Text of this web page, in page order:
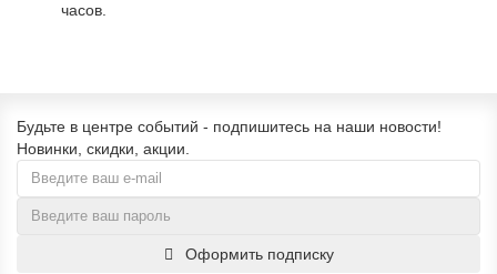
часов.
Будьте в центре событий - подпишитесь на наши новости!
Новинки, скидки, акции.
Оформить подписку